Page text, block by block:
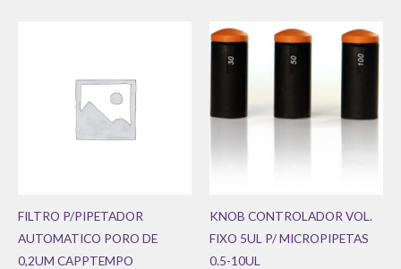
FILTRO P/PIPETADOR
AUTOMATICO PORO DE
0,2UM CAPPTEMPO
KNOB CONTROLADOR VOL.
FIXO 5UL P/ MICROPIPETAS
0.5-10UL